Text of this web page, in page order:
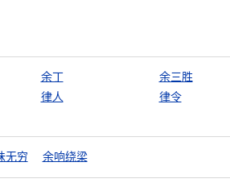
余丁 余三胜
律人 律令
无穷 余响绕梁